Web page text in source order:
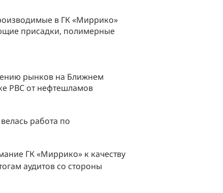
в ГК «Миррико»
присадки, полимерные
рынков на Ближнем
РВС от нефтешламов
работа по
ГК «Миррико» к качеству
аудитов со стороны